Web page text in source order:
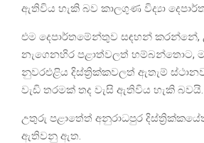
ඇතිවිය හැකි බව කාලගුණ විද්‍යා
එම දෙපාර්තමේන්තුව සඳහන්
නැගෙනහිර පළාත්වලත් හම්බන්තොට,
නුවරඑළිය දිස්ත්‍රික්කවලත් ඇතැම්
වැඩි තරමක් තද වැසි ඇතිවිය හැකි බවයි.
උතුරු පළාතේත් අනුරාධපුර
ඇතිවනු ඇත.